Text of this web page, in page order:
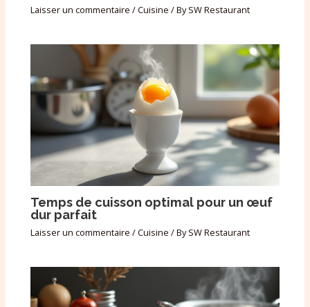
Laisser un commentaire /Cuisine / BySW Restaurant
Temps de cuisson optimal pour un œuf
dur parfait
Laisser un commentaire /Cuisine / BySW Restaurant